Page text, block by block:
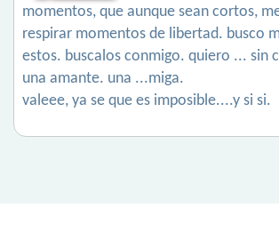
momentos, que aunque sean cortos,
respirar momentos de libertad. busco
estos. buscalos conmigo. quiero ... sin
una amante. una ...miga.
valeee, ya se que es imposible....y si si.